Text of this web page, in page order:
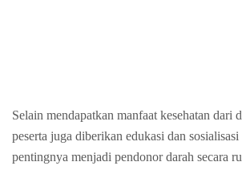
Selain mendapatkan manfaat kesehatan dari
peserta juga diberikan edukasi dan sosialisasi
pentingnya menjadi pendonor darah secara